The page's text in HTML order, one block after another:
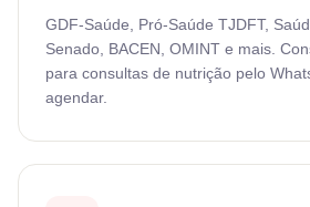
GDF-Saúde, Pró-Saúde TJDFT,
Senado, BACEN, OMINT e mais.
para consultas de nutrição pelo
agendar.